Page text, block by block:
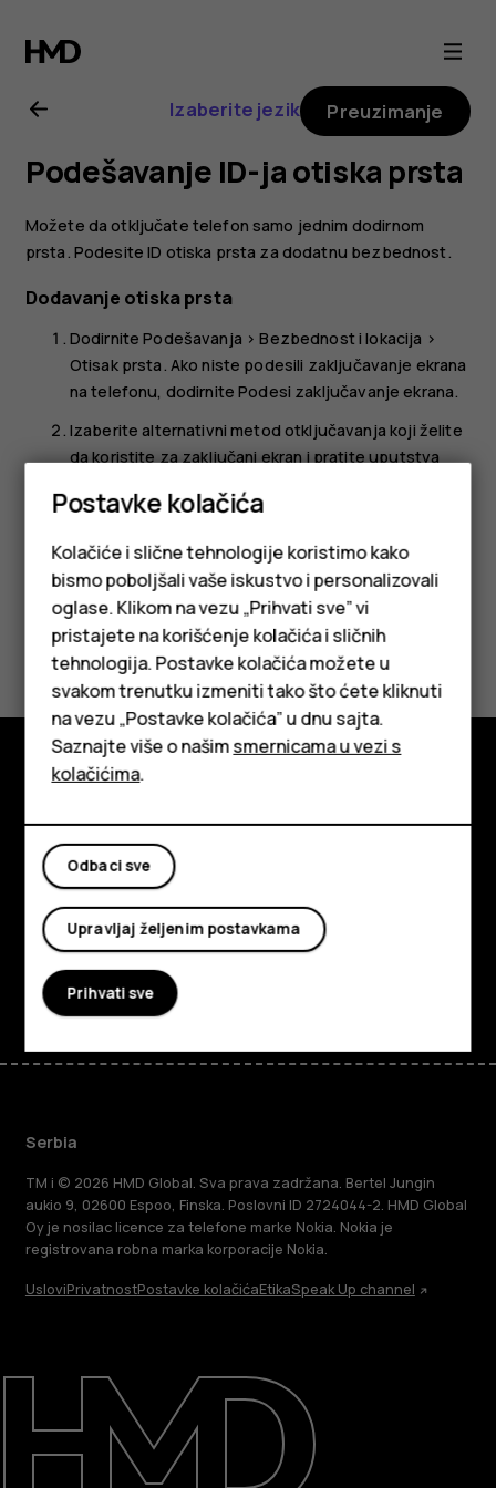
Nokia
8.1
uputstvo
za
korisnika
Pametni telefoni
Klasični telefoni
Tableti
O kompaniji
Podrška
Izaberite jezik Preuzimanje
Podešavanje ID-ja otiska prsta
Možete da otključate telefon samo jednim dodirnom
prsta. Podesite ID otiska prsta za dodatnu bezbednost.
Dodavanje otiska prsta
DodirnitePodešavanja >Bezbednost i lokacija >
Otisak prsta. Ako niste podesili zaključavanje ekrana
na telefonu, dodirnitePodesi zaključavanje ekrana.
Izaberite alternativni metod otključavanja koji želite
da koristite za zaključani ekran i pratite uputstva
Da li vam je ovo bilo korisno?
Da Ne
O kompaniji
Planet and people
Podrška
FacebookInstagram
Tiktok
Serbia
TM i © 2026 HMD Global. Sva prava zadržana. Bertel Jungin
aukio 9, 02600 Espoo, Finska. Poslovni ID 2724044-2. HMD Global
Oy je nosilac licence za telefone marke Nokia. Nokia je
registrovana robna marka korporacije Nokia.
UsloviPrivatnostPostavke kolačićaEtikaSpeak Up channel
Postavke kolačića
Kolačiće i slične tehnologije koristimo kako
bismo poboljšali vaše iskustvo i personalizovali
oglase. Klikom na vezu „Prihvati sve” vi
pristajete na korišćenje kolačića i sličnih
tehnologija. Postavke kolačića možete u
svakom trenutku izmeniti tako što ćete kliknuti
na vezu „Postavke kolačića” u dnu sajta.
Saznajte više o našimsmernicama u vezi s
kolačićima.
Odbaci sve
Upravljaj željenim postavkama
Prihvati sve